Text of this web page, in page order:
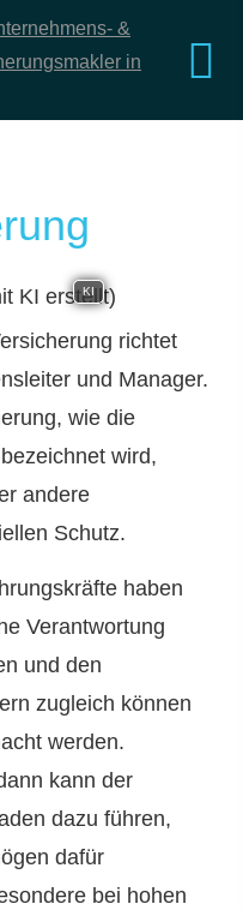
KI
richtet
und Manager.
wie die
wird,
andere
Schutz.
haben
Verantwortung
und den
zugleich können
werden.
kann der
dazu führen,
dafür
bei hohen